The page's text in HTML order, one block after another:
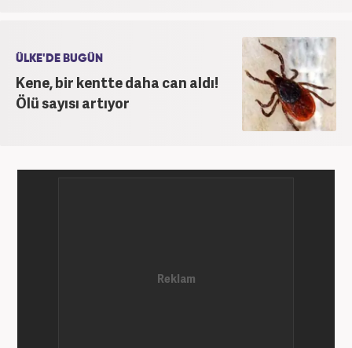
ÜLKE'DE BUGÜN
Kene, bir kentte daha can aldı!
Ölü sayısı artıyor